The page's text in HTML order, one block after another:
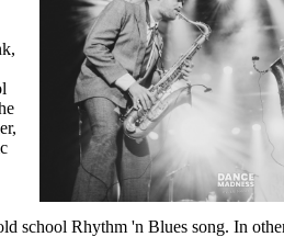
school Rhythm 'n Blues song. In